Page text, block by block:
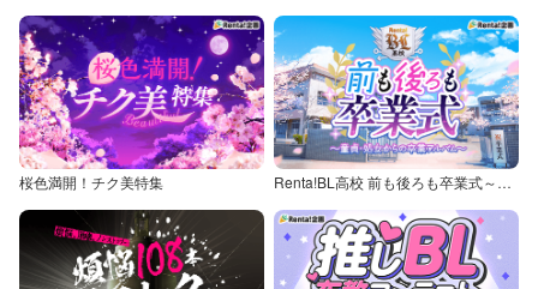
桜色満開！チク美特集 Renta!BL高校 前も後ろも卒業式～童貞・処女からの卒業アルバム～